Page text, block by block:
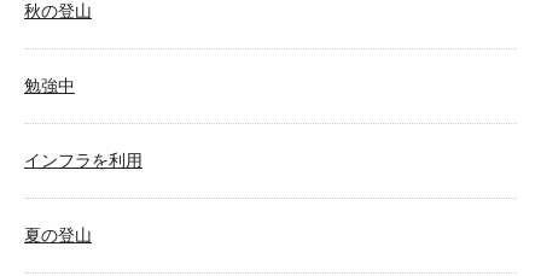
秋の登山
勉強中
インフラを利用
夏の登山